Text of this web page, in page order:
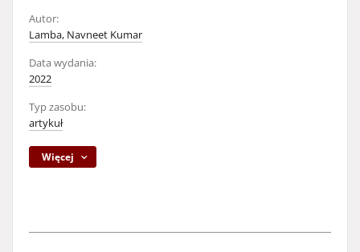
Autor:
Lamba, Navneet Kumar
Data wydania:
2022
Typ zasobu:
artykuł
Więcej